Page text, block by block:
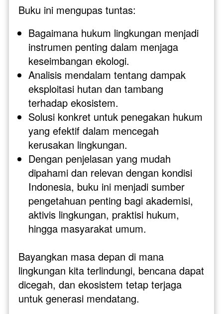
Buku ini mengupas tuntas:
Bagaimana hukum lingkungan menjadi
instrumen penting dalam menjaga
keseimbangan ekologi.
Analisis mendalam tentang dampak
eksploitasi hutan dan tambang
terhadap ekosistem.
Solusi konkret untuk penegakan hukum
yang efektif dalam mencegah
kerusakan lingkungan.
Dengan penjelasan yang mudah
dipahami dan relevan dengan kondisi
Indonesia, buku ini menjadi sumber
pengetahuan penting bagi akademisi,
aktivis lingkungan, praktisi hukum,
hingga masyarakat umum.
Bayangkan masa depan di mana
lingkungan kita terlindungi, bencana dapat
dicegah, dan ekosistem tetap terjaga
untuk generasi mendatang.